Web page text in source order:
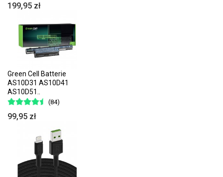
199,95 zł
Green Cell Batterie
AS10D31 AS10D41
AS10D51..
(84)
99,95 zł